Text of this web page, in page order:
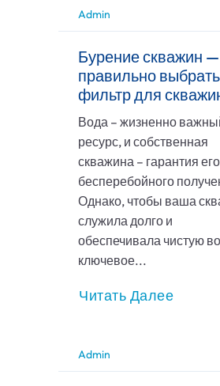
Admin
Бурение скважин —
правильно выбрать
фильтр для
Вода – жизненно
ресурс, и собственная
скважина – гарантия его
бесперебойного
Однако, чтобы ваша
служила долго и
обеспечивала чистую
ключевое...
Читать Далее
Admin